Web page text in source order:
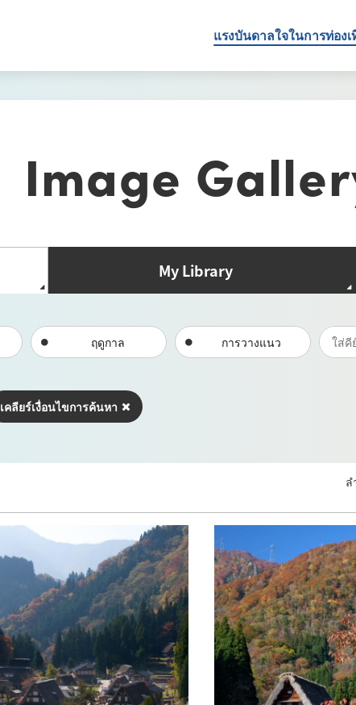
แรงบันดาลใจในการท่องเ
Image
My Library
ฤดูกาล การวางแนว
เคลียร์เงื่อนไขการค้นหา
ล